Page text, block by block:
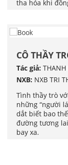
tha hóa khi
CÔ THẦY
Tác giả:
NXB: NXB TRI
Tình thầy trò
những “người
dắt biết bao
đường tương
bay xa.